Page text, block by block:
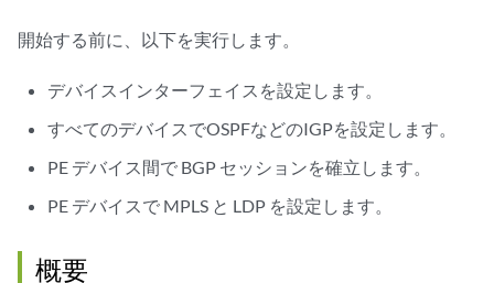
開始する前に、以下を実行します。
デバイスインターフェイスを設定します。
すべてのデバイスでOSPFなどのIGPを設定します。
PE デバイス間で BGP セッションを確立します。
PE デバイスで MPLS と LDP を設定します。
概要